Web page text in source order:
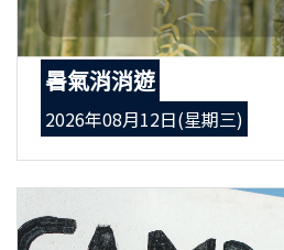
暑氣消消遊
2026年08月12日(星期三)